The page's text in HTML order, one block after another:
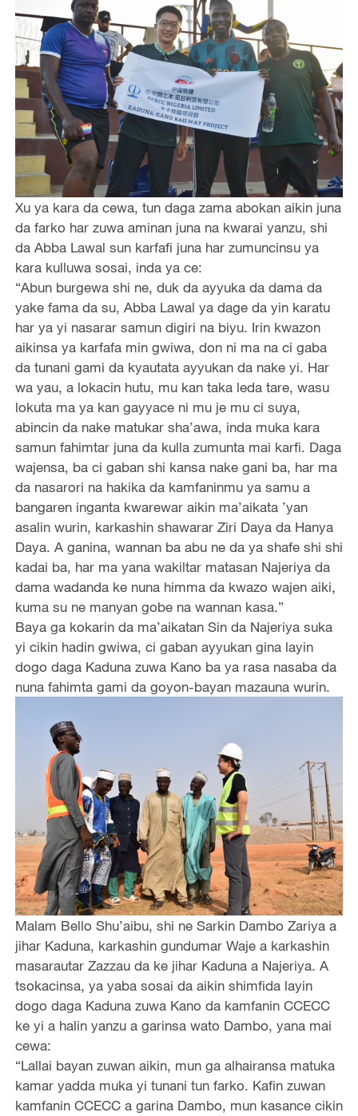
Xu ya kara da cewa, tun daga zama abokan aikin juna
da farko har zuwa aminan juna na kwarai yanzu, shi
da Abba Lawal sun karfafi juna har zumuncinsu ya
kara kulluwa sosai, inda ya ce:
“Abun burgewa shi ne, duk da ayyuka da dama da
yake fama da su, Abba Lawal ya dage da yin karatu
har ya yi nasarar samun digiri na biyu. Irin kwazon
aikinsa ya karfafa min gwiwa, don ni ma na ci gaba
da tunani gami da kyautata ayyukan da nake yi. Har
wa yau, a lokacin hutu, mu kan taka leda tare, wasu
lokuta ma ya kan gayyace ni mu je mu ci suya,
abincin da nake matukar sha’awa, inda muka kara
samun fahimtar juna da kulla zumunta mai karfi. Daga
wajensa, ba ci gaban shi kansa nake gani ba, har ma
da nasarori na hakika da kamfaninmu ya samu a
bangaren inganta kwarewar aikin ma’aikata ’yan
asalin wurin, karkashin shawarar Ziri Daya da Hanya
Daya. A ganina, wannan ba abu ne da ya shafe shi shi
kadai ba, har ma yana wakiltar matasan Najeriya da
dama wadanda ke nuna himma da kwazo wajen aiki,
kuma su ne manyan gobe na wannan kasa.”
Baya ga kokarin da ma’aikatan Sin da Najeriya suka
yi cikin hadin gwiwa, ci gaban ayyukan gina layin
dogo daga Kaduna zuwa Kano ba ya rasa nasaba da
nuna fahimta gami da goyon-bayan mazauna wurin.
Malam Bello Shu’aibu, shi ne Sarkin Dambo Zariya a
jihar Kaduna, karkashin gundumar Waje a karkashin
masarautar Zazzau da ke jihar Kaduna a Najeriya. A
tsokacinsa, ya yaba sosai da aikin shimfida layin
dogo daga Kaduna zuwa Kano da kamfanin CCECC
ke yi a halin yanzu a garinsa wato Dambo, yana mai
cewa:
“Lallai bayan zuwan aikin, mun ga alhairansa matuka
kamar yadda muka yi tunani tun farko. Kafin zuwan
kamfanin CCECC a garina Dambo, mun kasance cikin